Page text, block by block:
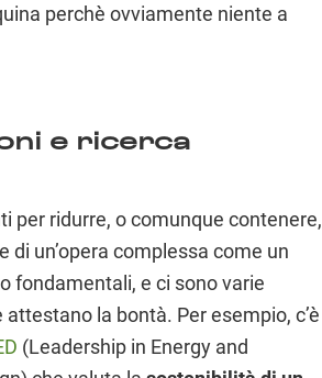
perchè ovviamente niente a
e ricerca
per ridurre, o comunque contenere,
di un’opera complessa come un
fondamentali, e ci sono varie
la bontà. Per esempio, c’è
(Leadership in Energy and